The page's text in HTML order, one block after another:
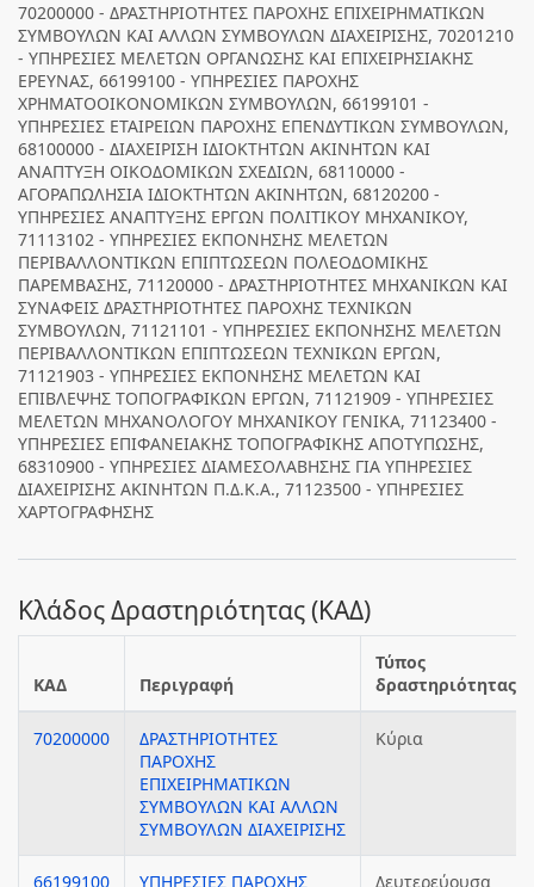
70200000 - ΔΡΑΣΤΗΡΙΟΤΗΤΕΣ ΠΑΡΟΧΗΣ ΕΠΙΧΕΙΡΗΜΑΤΙΚΩΝ
ΣΥΜΒΟΥΛΩΝ ΚΑΙ ΑΛΛΩΝ ΣΥΜΒΟΥΛΩΝ ΔΙΑΧΕΙΡΙΣΗΣ, 70201210
- ΥΠΗΡΕΣΙΕΣ ΜΕΛΕΤΩΝ ΟΡΓΑΝΩΣΗΣ ΚΑΙ ΕΠΙΧΕΙΡΗΣΙΑΚΗΣ
ΕΡΕΥΝΑΣ, 66199100 - ΥΠΗΡΕΣΙΕΣ ΠΑΡΟΧΗΣ
ΧΡΗΜΑΤΟΟΙΚΟΝΟΜΙΚΩΝ ΣΥΜΒΟΥΛΩΝ, 66199101 -
ΥΠΗΡΕΣΙΕΣ ΕΤΑΙΡΕΙΩΝ ΠΑΡΟΧΗΣ ΕΠΕΝΔΥΤΙΚΩΝ ΣΥΜΒΟΥΛΩΝ,
68100000 - ΔΙΑΧΕΙΡΙΣΗ ΙΔΙΟΚΤΗΤΩΝ ΑΚΙΝΗΤΩΝ ΚΑΙ
ΑΝΑΠΤΥΞΗ ΟΙΚΟΔΟΜΙΚΩΝ ΣΧΕΔΙΩΝ, 68110000 -
ΑΓΟΡΑΠΩΛΗΣΙΑ ΙΔΙΟΚΤΗΤΩΝ ΑΚΙΝΗΤΩΝ, 68120200 -
ΥΠΗΡΕΣΙΕΣ ΑΝΑΠΤΥΞΗΣ ΕΡΓΩΝ ΠΟΛΙΤΙΚΟΥ ΜΗΧΑΝΙΚΟΥ,
71113102 - ΥΠΗΡΕΣΙΕΣ ΕΚΠΟΝΗΣΗΣ ΜΕΛΕΤΩΝ
ΠΕΡΙΒΑΛΛΟΝΤΙΚΩΝ ΕΠΙΠΤΩΣΕΩΝ ΠΟΛΕΟΔΟΜΙΚΗΣ
ΠΑΡΕΜΒΑΣΗΣ, 71120000 - ΔΡΑΣΤΗΡΙΟΤΗΤΕΣ ΜΗΧΑΝΙΚΩΝ ΚΑΙ
ΣΥΝΑΦΕΙΣ ΔΡΑΣΤΗΡΙΟΤΗΤΕΣ ΠΑΡΟΧΗΣ ΤΕΧΝΙΚΩΝ
ΣΥΜΒΟΥΛΩΝ, 71121101 - ΥΠΗΡΕΣΙΕΣ ΕΚΠΟΝΗΣΗΣ ΜΕΛΕΤΩΝ
ΠΕΡΙΒΑΛΛΟΝΤΙΚΩΝ ΕΠΙΠΤΩΣΕΩΝ ΤΕΧΝΙΚΩΝ ΕΡΓΩΝ,
71121903 - ΥΠΗΡΕΣΙΕΣ ΕΚΠΟΝΗΣΗΣ ΜΕΛΕΤΩΝ ΚΑΙ
ΕΠΙΒΛΕΨΗΣ ΤΟΠΟΓΡΑΦΙΚΩΝ ΕΡΓΩΝ, 71121909 - ΥΠΗΡΕΣΙΕΣ
ΜΕΛΕΤΩΝ ΜΗΧΑΝΟΛΟΓΟΥ ΜΗΧΑΝΙΚΟΥ ΓΕΝΙΚΑ, 71123400 -
ΥΠΗΡΕΣΙΕΣ ΕΠΙΦΑΝΕΙΑΚΗΣ ΤΟΠΟΓΡΑΦΙΚΗΣ ΑΠΟΤΥΠΩΣΗΣ,
68310900 - ΥΠΗΡΕΣΙΕΣ ΔΙΑΜΕΣΟΛΑΒΗΣΗΣ ΓΙΑ ΥΠΗΡΕΣΙΕΣ
ΔΙΑΧΕΙΡΙΣΗΣ ΑΚΙΝΗΤΩΝ Π.Δ.Κ.Α., 71123500 - ΥΠΗΡΕΣΙΕΣ
ΧΑΡΤΟΓΡΑΦΗΣΗΣ
Κλάδος Δραστηριότητας (ΚΑΔ)
ΚΑΔ Περιγραφή
Τύπος
δραστηριότητας
70200000
ΔΡΑΣΤΗΡΙΟΤΗΤΕΣ
ΠΑΡΟΧΗΣ
ΕΠΙΧΕΙΡΗΜΑΤΙΚΩΝ
ΣΥΜΒΟΥΛΩΝ ΚΑΙ ΑΛΛΩΝ
ΣΥΜΒΟΥΛΩΝ ΔΙΑΧΕΙΡΙΣΗΣ
Κύρια
66199100
ΥΠΗΡΕΣΙΕΣ ΠΑΡΟΧΗΣ
Δευτερεύουσα